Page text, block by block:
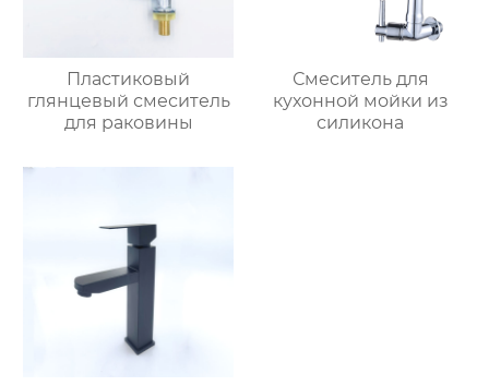
Пластиковый
глянцевый смеситель
для раковины
Смеситель для
кухонной мойки из
силикона